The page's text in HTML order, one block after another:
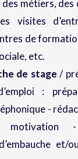
des métiers,
visites
de
etc.
de stage /
:
-
-
et/